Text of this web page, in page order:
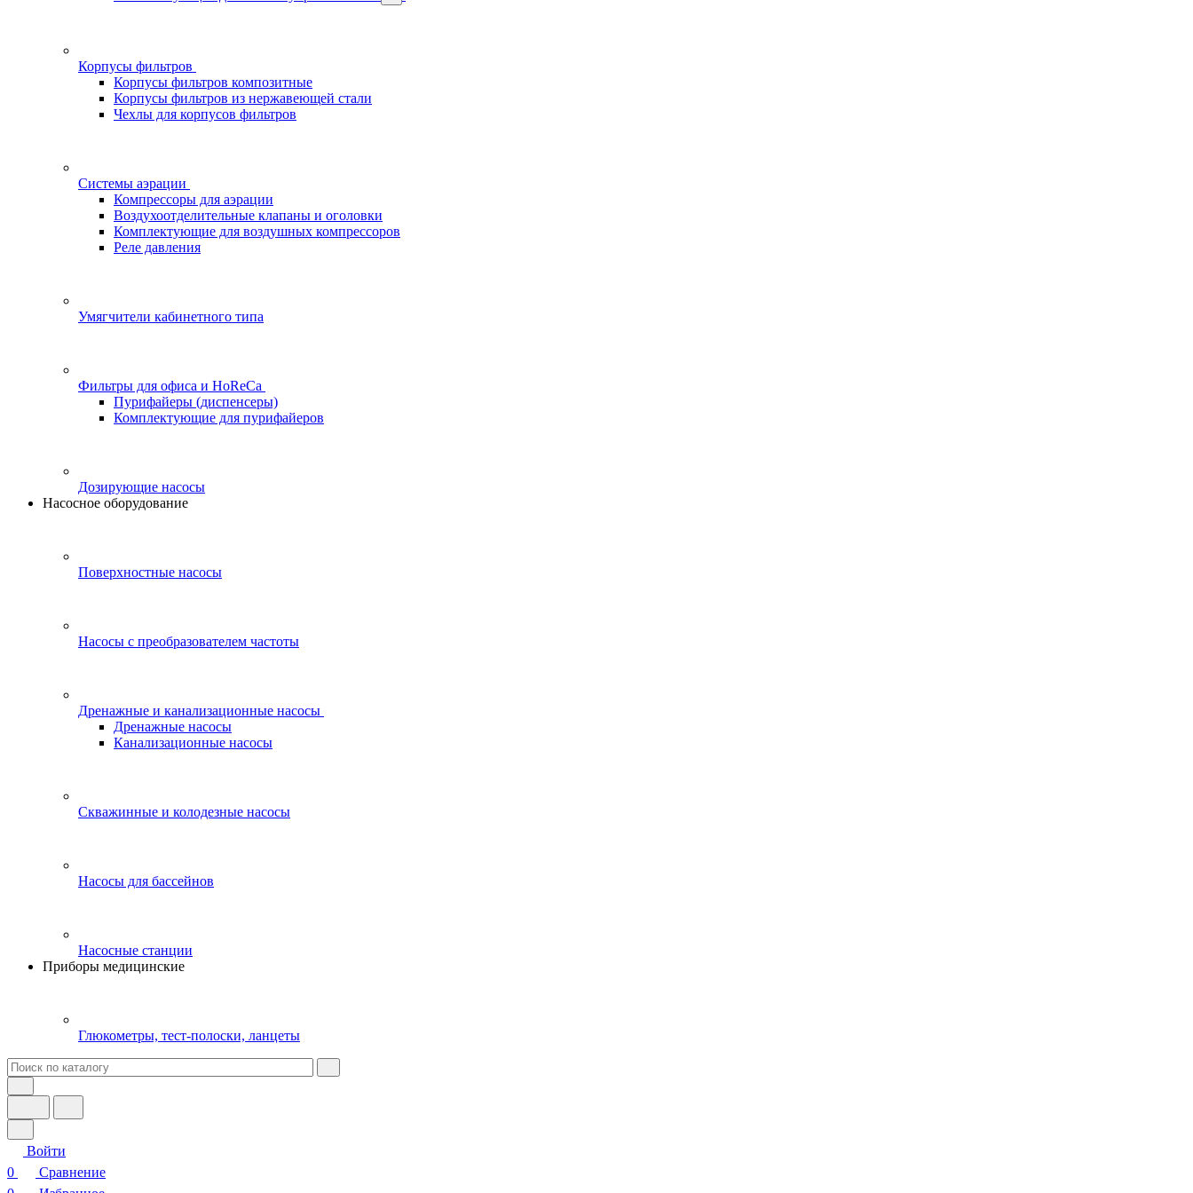
Корпусы фильтров
Корпусы фильтров композитные
Корпусы фильтров из нержавеющей стали
Чехлы для корпусов фильтров
Системы аэрации
Компрессоры для аэрации
Воздухоотделительные клапаны и оголовки
Комплектующие для воздушных компрессоров
Реле давления
Умягчители кабинетного типа
Фильтры для офиса и HoReCa
Пурифайеры (диспенсеры)
Комплектующие для пурифайеров
Дозирующие насосы
Насосное оборудование
Поверхностные насосы
Насосы с преобразователем частоты
Дренажные и канализационные насосы
Дренажные насосы
Канализационные насосы
Скважинные и колодезные насосы
Насосы для бассейнов
Насосные станции
Приборы медицинские
Глюкометры, тест-полоски, ланцеты
Войти
0
Сравнение